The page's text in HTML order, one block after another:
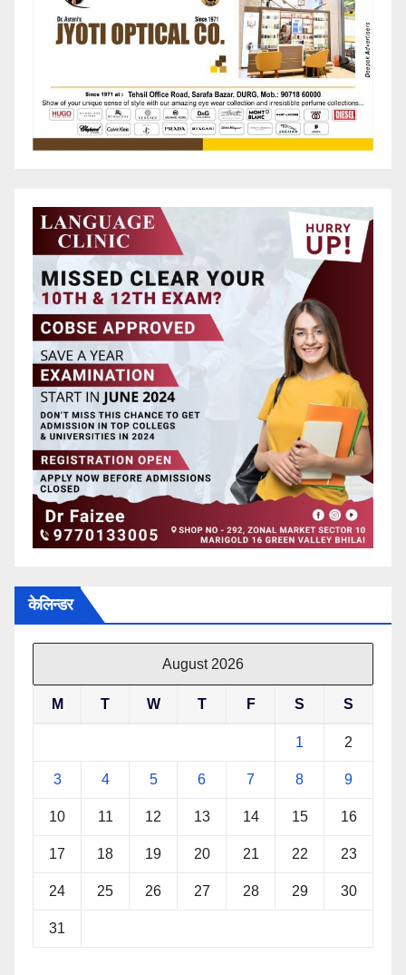
केलिन्डर
August 2026
M T W T F S S
1 2
3 4 5 6 7 8 9
10 11 12 13 14 15 16
17 18 19 20 21 22 23
24 25 26 27 28 29 30
31